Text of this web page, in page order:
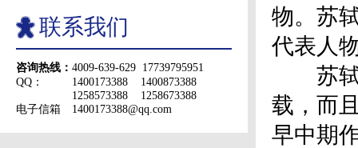
联系我们
咨询热线： 4009-639-629 17739795951
QQ：
1400173388 1400873388
1258573388 1258673388
电子信箱
1400173388@qq.com
物。苏
代表人
苏轼
载，而
早中期